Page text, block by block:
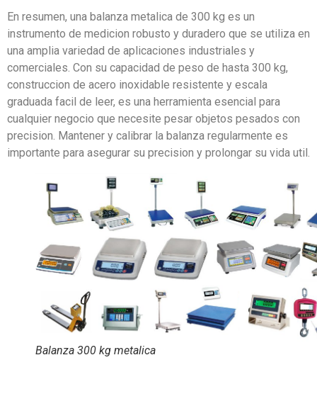
En resumen, una balanza metalica de 300 kg es un
instrumento de medicion robusto y duradero que se utiliza en
una amplia variedad de aplicaciones industriales y
comerciales. Con su capacidad de peso de hasta 300 kg,
construccion de acero inoxidable resistente y escala
graduada facil de leer, es una herramienta esencial para
cualquier negocio que necesite pesar objetos pesados con
precision. Mantener y calibrar la balanza regularmente es
importante para asegurar su precision y prolongar su vida util.
Balanza 300 kg metalica